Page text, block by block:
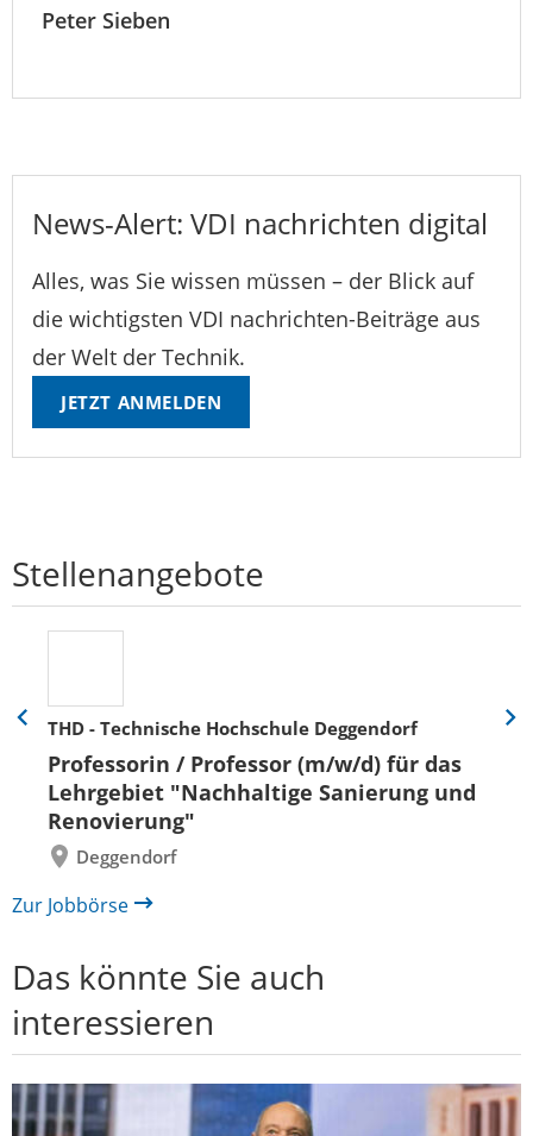
Peter Sieben
News-Alert: VDI nachrichten digital
Alles, was Sie wissen müssen – der Blick auf
die wichtigsten VDI nachrichten-Beiträge aus
der Welt der Technik.
JETZT ANMELDEN
Stellenangebote
THD - Technische Hochschule Deggendorf
Professorin / Professor (m/w/d) für das
Lehrgebiet "Nachhaltige Sanierung und
Renovierung"
Deggendorf
Eine
zurück
Eine
Zur Jobbörse
Das könnte Sie auch
interessieren